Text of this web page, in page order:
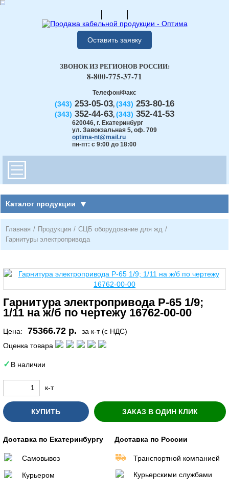
Оставить заявку
Телефон/Факс
(343) 253-05-03, (343) 253-80-16
(343) 352-44-63, (343) 352-41-53
620046, г. Екатеринбург
ул. Завокзальная 5, оф. 709
optima-nt@mail.ru
пн-пт: с 9:00 до 18:00
ЗВОНОК ИЗ РЕГИОНОВ РОССИИ:
8-800-775-37-71
Каталог продукции
Главная / Продукция / СЦБ оборудование для жд /
Гарнитуры электропривода
Гарнитура электропривода Р-65 1/9;
1/11 на ж/б по чертежу 16762-00-00
Цена: 75366.72 р.
за к-т (с НДС)
Оценка товара
В наличии
к-т
КУПИТЬ ЗАКАЗ В ОДИН КЛИК
Доставка по Екатеринбургу
Самовывоз
Курьером
Доставка по России
Транспортной компанией
Курьерскими службами